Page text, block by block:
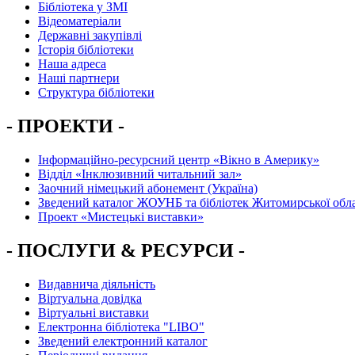
Бібліотека у ЗМІ
Відеоматеріали
Державні закупівлі
Історія бібліотеки
Наша адреса
Наші партнери
Структура бібліотеки
- ПРОЕКТИ -
Інформаційно-ресурсний центр «Вікно в Америку»
Вiддiл «Інклюзивний читальний зал»
Заочний німецький абонемент (Україна)
Зведений каталог ЖОУНБ та бібліотек Житомирської
Проект «Мистецькі виставки»
- ПОСЛУГИ & РЕСУРСИ -
Видавнича діяльність
Віртуальна довідка
Віртуальні виставки
Електронна бібліотека "LIBO"
Зведений електронний каталог